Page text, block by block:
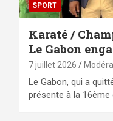
SPORT
Karaté /
Le Gabon
7 juillet 2026
Le Gabon, qui a
présente à la 16ème